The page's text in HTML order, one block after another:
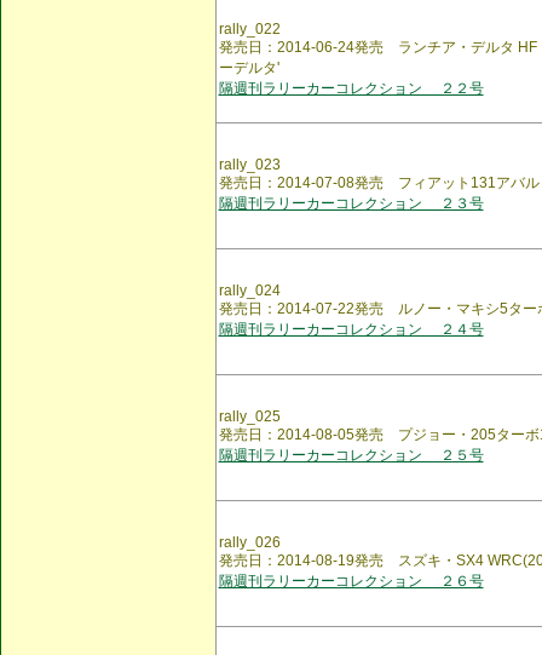
rally_022
発売日：2014-06-24発売 ランチア・デルタ HF
ーデルタ'
隔週刊ラリーカーコレクション ２２号
rally_023
発売日：2014-07-08発売 フィアット131アバル
隔週刊ラリーカーコレクション ２３号
rally_024
発売日：2014-07-22発売 ルノー・マキシ5ター
隔週刊ラリーカーコレクション ２４号
rally_025
発売日：2014-08-05発売 プジョー・205ター
隔週刊ラリーカーコレクション ２５号
rally_026
発売日：2014-08-19発売 スズキ・SX4
隔週刊ラリーカーコレクション ２６号